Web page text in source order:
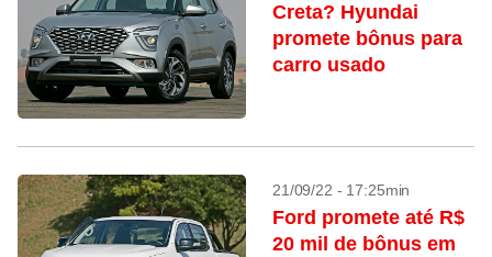
Creta? Hyundai
promete bônus para
carro usado
21/09/22 - 17:25min
Ford promete até R$
20 mil de bônus em